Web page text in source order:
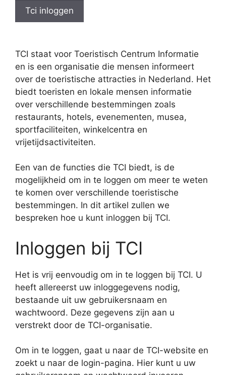
Tci inloggen
TCI staat voor Toeristisch Centrum Informatie
en is een organisatie die mensen informeert
over de toeristische attracties in Nederland. Het
biedt toeristen en lokale mensen informatie
over verschillende bestemmingen zoals
restaurants, hotels, evenementen, musea,
sportfaciliteiten, winkelcentra en
vrijetijdsactiviteiten.
Een van de functies die TCI biedt, is de
mogelijkheid om in te loggen om meer te weten
te komen over verschillende toeristische
bestemmingen. In dit artikel zullen we
bespreken hoe u kunt inloggen bij TCI.
Inloggen bij TCI
Het is vrij eenvoudig om in te loggen bij TCI. U
heeft allereerst uw inloggegevens nodig,
bestaande uit uw gebruikersnaam en
wachtwoord. Deze gegevens zijn aan u
verstrekt door de TCI-organisatie.
Om in te loggen, gaat u naar de TCI-website en
zoekt u naar de login-pagina. Hier kunt u uw